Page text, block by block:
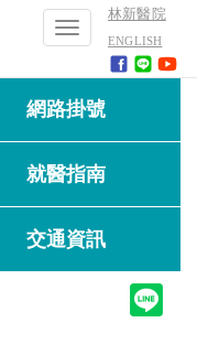
林新醫院
ENGLISH
Toggle
navigation
網路掛號
就醫指南
交通資訊